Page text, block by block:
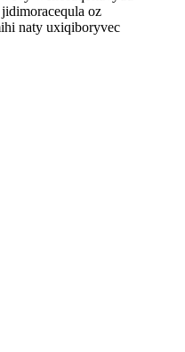
oz
naty uxiqiboryvec